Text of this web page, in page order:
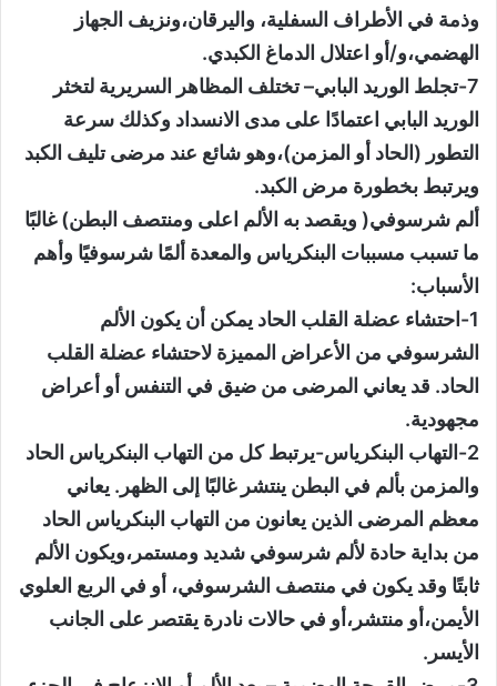
وذمة في الأطراف السفلية، واليرقان،ونزيف الجهاز
الهضمي،و/أو اعتلال الدماغ الكبدي.
7-تجلط الوريد البابي– تختلف المظاهر السريرية لتخثر
الوريد البابي اعتمادًا على مدى الانسداد وكذلك سرعة
التطور (الحاد أو المزمن)،وهو شائع عند مرضى تليف الكبد
ويرتبط بخطورة مرض الكبد.
ألم شرسوفي( ويقصد به الألم اعلى ومنتصف البطن) غالبًا
ما تسبب مسببات البنكرياس والمعدة ألمًا شرسوفيًا وأهم
الأسباب:
1-احتشاء عضلة القلب الحاد يمكن أن يكون الألم
الشرسوفي من الأعراض المميزة لاحتشاء عضلة القلب
الحاد. قد يعاني المرضى من ضيق في التنفس أو أعراض
مجهودية.
2-التهاب البنكرياس-يرتبط كل من التهاب البنكرياس الحاد
والمزمن بألم في البطن ينتشر غالبًا إلى الظهر. يعاني
معظم المرضى الذين يعانون من التهاب البنكرياس الحاد
من بداية حادة لألم شرسوفي شديد ومستمر،ويكون الألم
ثابتًا وقد يكون في منتصف الشرسوفي، أو في الربع العلوي
الأيمن،أو منتشر،أو في حالات نادرة يقتصر على الجانب
الأيسر.